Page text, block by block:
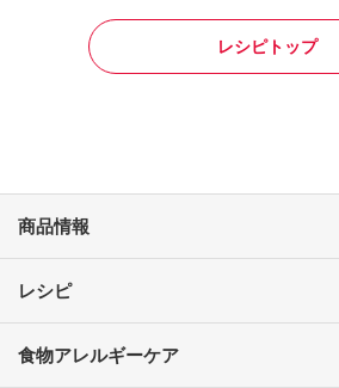
レシピトップ
商品情報
レシピ
食物アレルギーケア